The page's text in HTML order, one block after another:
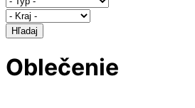
Hľadaj
Oblečenie